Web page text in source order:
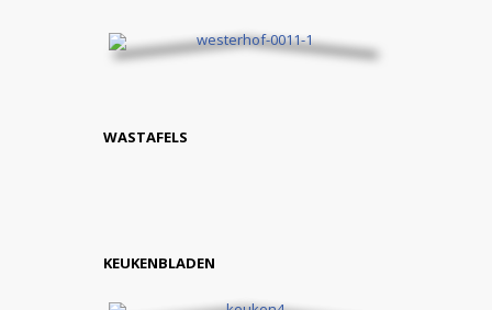
WASTAFELS
KEUKENBLADEN